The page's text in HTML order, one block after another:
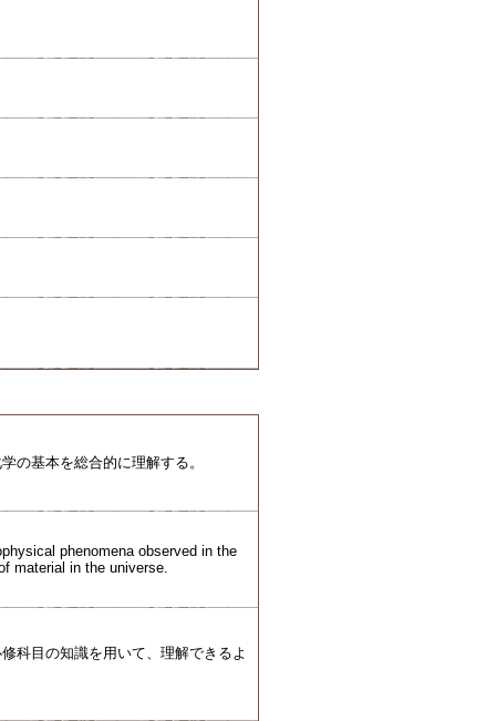
の基本を総合的に理解する。
phenomena observed in the
material in the universe.
科目の知識を用いて、理解できるよ